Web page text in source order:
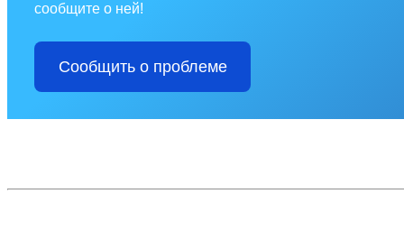
сообщите о ней!
Сообщить о проблеме